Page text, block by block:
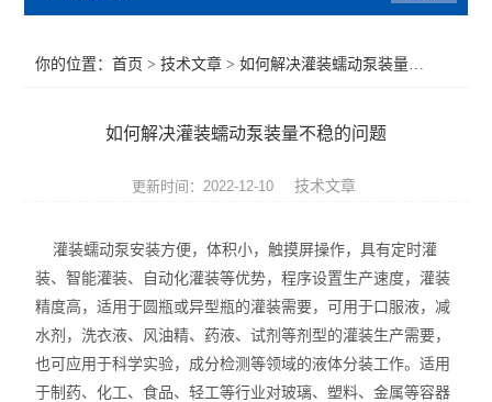
哈纳（Hanna）
Abcam
试剂耗材
你的位置：首页 >技术文章 > 如何解决灌装蠕动泵装量不稳的问题
如何解决灌装蠕动泵装量不稳的问题
更新时间：2022-12-10 技术文章
灌装蠕动泵安装方便，体积小，触摸屏操作，具有定时灌
装、智能灌装、自动化灌装等优势，程序设置生产速度，灌装
精度高，适用于圆瓶或异型瓶的灌装需要，可用于口服液，减
水剂，洗衣液、风油精、药液、试剂等剂型的灌装生产需要，
也可应用于科学实验，成分检测等领域的液体分装工作。适用
于制药、化工、食品、轻工等行业对玻璃、塑料、金属等容器